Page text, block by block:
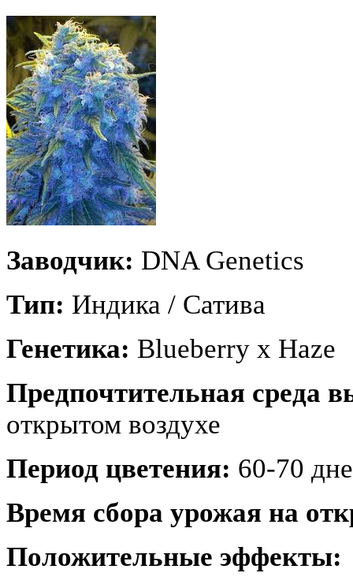
Заводчик: DNA Genetics
Тип: Индика / Cатива
Генетика: Blueberry x Haze
Предпочтительная среда
открытом воздухе
Период цветения: 60-70
Время сбора урожая на
Положительные эффекты: